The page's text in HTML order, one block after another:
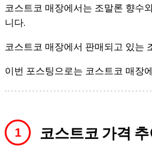
코스트코 매장에서는 조말론 향수
니다.
코스트코 매장에서 판매되고 있는
이번 포스팅으로는 코스트코 매장
코스트코 가격 추